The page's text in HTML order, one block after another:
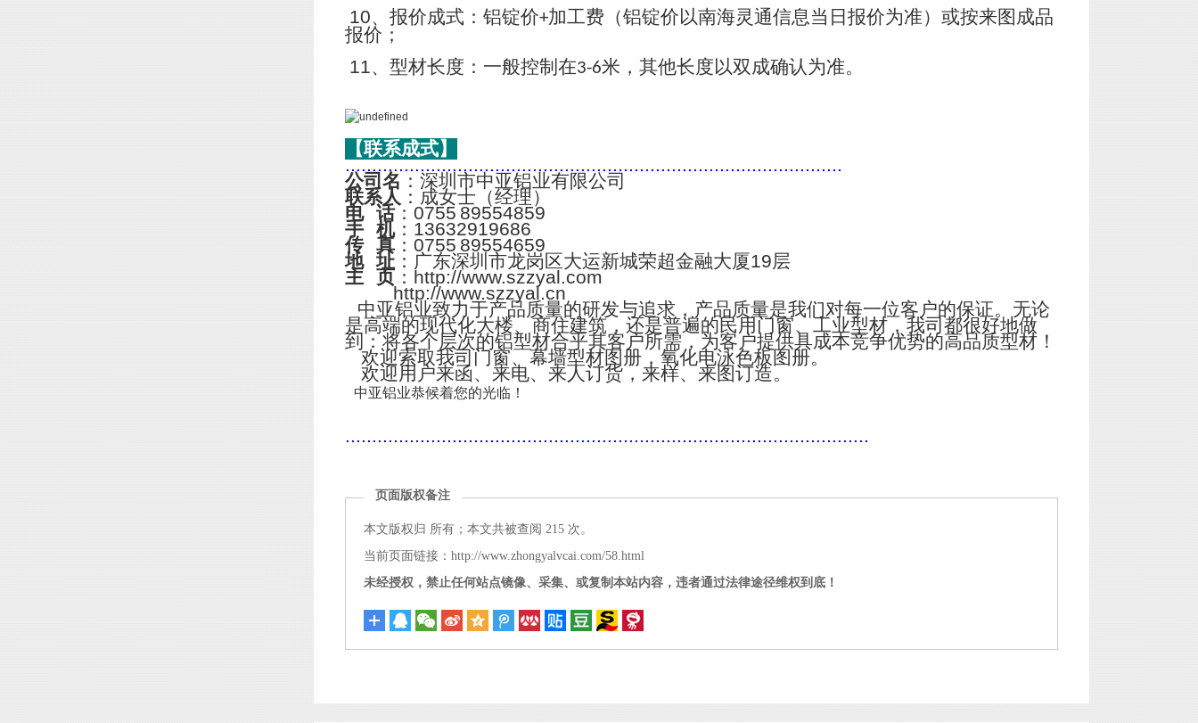
10、报价成式：铝锭价+加工费（铝锭价以南海灵通信息当日报价为准）或按来图成品
报价；
11、型材长度：一般控制在3-6米，其他长度以双成确认为准。
【联系成式】
.............................................................................................
公司名 ：深圳市中亚铝业有限公司
联系人 ：成女士（经理）
电 话：0755 89554859
手 机：13632919686
传 真：0755 89554659
地 址：广东深圳市龙岗区大运新城荣超金融大厦19层
主 页：http://www.szzyal.com
http://www.szzyal.cn
中亚铝业致力于产品质量的研发与追求，产品质量是我们对每一位客户的保证。无论
是高端的现代化大楼、商住建筑，还是普遍的民用门窗、工业型材，我司都很好地做
到：将各个层次的铝型材合乎其客户所需，为客户提供具成本竞争优势的高品质型材！
欢迎索取我司门窗、幕墙型材图册，氧化电泳色板图册。
欢迎用户来函、来电、来人订货，来样、来图订造。
中亚铝业恭候着您的光临！
..................................................................................................
页面版权备注
本文版权归 所有；本文共被查阅 215 次。
当前页面链接：http://www.zhongyalvcai.com/58.html
未经授权，禁止任何站点镜像、采集、或复制本站内容，违者通过法律途径维权到底！